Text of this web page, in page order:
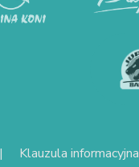
| Klauzula informacyjna